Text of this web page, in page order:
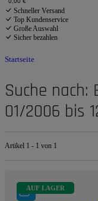
Schneller Versand
Top Kundenservice
Große Auswahl
Sicher bezahlen
Startseite
Suche nach:
01/2006 bis
Artikel 1 - 1 von 1
AUF LAGER